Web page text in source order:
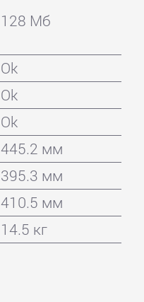
128 Мб
Ok
Ok
Ok
445.2 мм
395.3 мм
410.5 мм
14.5 кг